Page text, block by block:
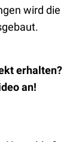
wird die
erhalten?
an!